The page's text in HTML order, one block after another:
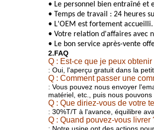
• Le personnel bien entraîné et
• Temps de travail : 24 heures
• L'OEM est fortement accueilli.
• Votre relation d'affaires avec
• Le bon service après-vente
2.FAQ
Q : Est-ce que je peux
: Oui, l'aperçu gratuit dans la
Q : Comment passer une
: Vous pouvez nous envoyer
matériel, etc., puis nous
Q : Que diriez-vous de votre
: 30%T/T à l'avance, équilibre
Q : Quand pouvez-vous livrer